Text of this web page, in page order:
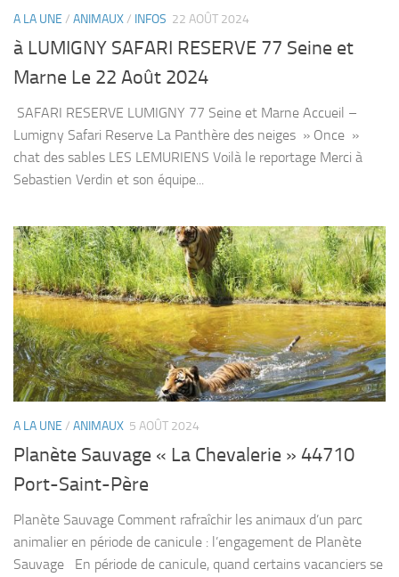
A LA UNE / ANIMAUX/ INFOS 22 AOÛT 2024
à LUMIGNY SAFARI RESERVE 77 Seine et
Marne Le 22 Août 2024
SAFARI RESERVE LUMIGNY 77 Seine et Marne Accueil –
Lumigny Safari Reserve La Panthère des neiges » Once »
chat des sables LES LEMURIENS Voilà le reportage Merci à
Sebastien Verdin et son équipe...
A LA UNE / ANIMAUX 5 AOÛT 2024
Planète Sauvage « La Chevalerie » 44710
Port-Saint-Père
Planète Sauvage Comment rafraîchir les animaux d’un parc
animalier en période de canicule : l’engagement de Planète
Sauvage En période de canicule, quand certains vacanciers se